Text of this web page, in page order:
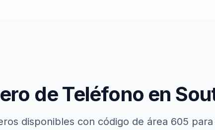
de Teléfono en
disponibles con código de área 605